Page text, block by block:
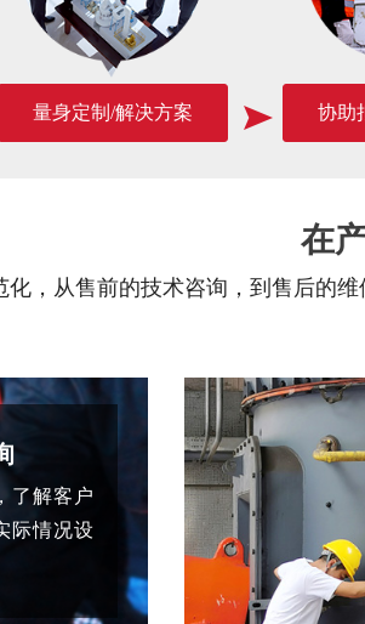
量身定制/解决方案 协助
在
，从售前的技术咨询，到售后的
了解客户
际情况设